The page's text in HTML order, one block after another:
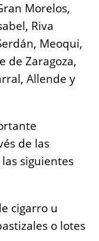
Morelos,
Riva
Meoqui,
de Zaragoza,
Allende y
de las
siguientes
cigarro u
o lotes